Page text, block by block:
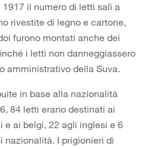
il numero di letti salì a
rivestite di legno e cartone,
furono montati anche dei
i letti non danneggiassero
amministrativo della Suva.
in base alla nazionalità
84 letti erano destinati ai
e ai belgi, 22 agli inglesi e 6
nazionalità. I prigionieri di